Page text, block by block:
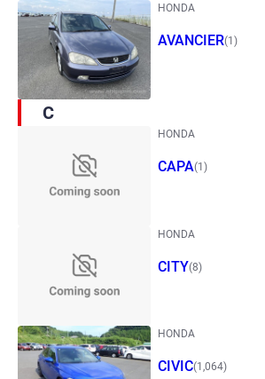
HONDA
AVANCIER(1)
C
HONDA
CAPA(1)
HONDA
CITY(8)
HONDA
CIVIC(1,064)